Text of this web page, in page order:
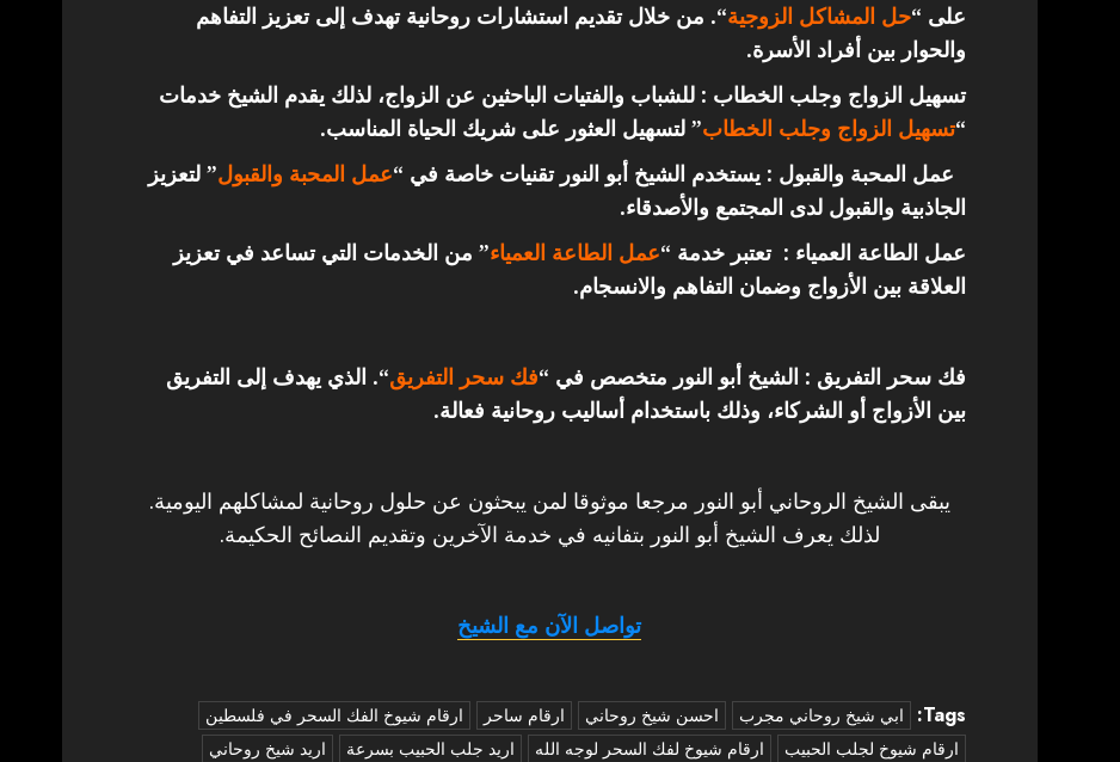
على “حل المشاكل الزوجية“. من خلال تقديم استشارات روحانية تهدف إلى تعزيز التفاهم
والحوار بين أفراد الأسرة.
تسهيل الزواج وجلب الخطاب : للشباب والفتيات الباحثين عن الزواج، لذلك يقدم الشيخ خدمات
“تسهيل الزواج وجلب الخطاب” لتسهيل العثور على شريك الحياة المناسب.
عمل المحبة والقبول : يستخدم الشيخ أبو النور تقنيات خاصة في “عمل المحبة والقبول” لتعزيز
الجاذبية والقبول لدى المجتمع والأصدقاء.
عمل الطاعة العمياء : تعتبر خدمة “عمل الطاعة العمياء” من الخدمات التي تساعد في تعزيز
العلاقة بين الأزواج وضمان التفاهم والانسجام.
فك سحر التفريق : الشيخ أبو النور متخصص في “فك سحر التفريق“. الذي يهدف إلى التفريق
بين الأزواج أو الشركاء، وذلك باستخدام أساليب روحانية فعالة.
يبقى الشيخ الروحاني أبو النور مرجعا موثوقا لمن يبحثون عن حلول روحانية لمشاكلهم اليومية.
لذلك يعرف الشيخ أبو النور بتفانيه في خدمة الآخرين وتقديم النصائح الحكيمة.
تواصل الآن مع الشيخ
Tags: ‏ابي شيخ روحاني مجرب احسن شيخ روحاني ارقام ساحر
ارقام شيوخ الفك السحر في فلسطين
ارقام شيوخ لجلب الحبيب
ارقام شيوخ لفك السحر لوجه الله اريد جلب الحبيب بسرعة
اريد شيخ روحاني